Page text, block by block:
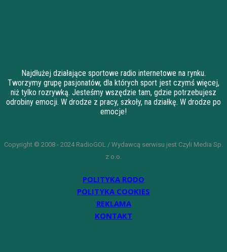
Najdłużej działające sportowe radio internetowe na rynku.
Tworzymy grupę pasjonatów, dla których sport jest czymś więcej,
niż tylko rozrywką. Jesteśmy wszędzie tam, gdzie potrzebujesz
odrobiny emocji. W drodze z pracy, szkoły, na działkę. W drodze po
emocje!
Copyright © 2008 - 2024 RadioGOL / Wydawcą serwisu jest Czyli Media Sp.
z o.o.
POLITYKA RODO
POLITYKA COOKIES
REKLAMA
KONTAKT